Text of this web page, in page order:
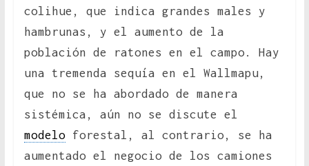
colihue, que indica grandes males y
hambrunas, y el aumento de la
población de ratones en el campo. Hay
una tremenda sequía en el Wallmapu,
que no se ha abordado de manera
sistémica, aún no se discute el
modeloforestal, al contrario, se ha
aumentado el negocio de los camiones